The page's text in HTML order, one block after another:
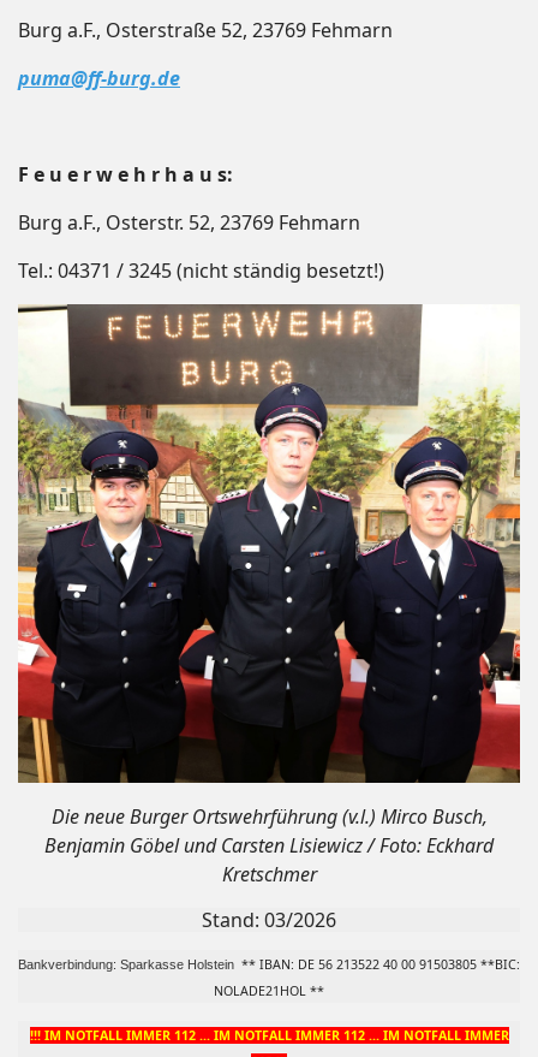
Burg a.F., Osterstraße 52, 23769 Fehmarn
puma@ff-burg.de
F e u e r w e h r h a u s:
Burg a.F., Osterstr. 52, 23769 Fehmarn
Tel.: 04371 / 3245 (nicht ständig besetzt!)
Die neue Burger Ortswehrführung (v.l.) Mirco Busch,
Benjamin Göbel und Carsten Lisiewicz / Foto: Eckhard
Kretschmer
Stand: 03/2026
Bankverbindung: Sparkasse Holstein ** IBAN: DE 56 213522 40 00 91503805 **BIC:
NOLADE21HOL **
!!! IM NOTFALL IMMER 112 ... IM NOTFALL IMMER 112 ... IM NOTFALL IMMER